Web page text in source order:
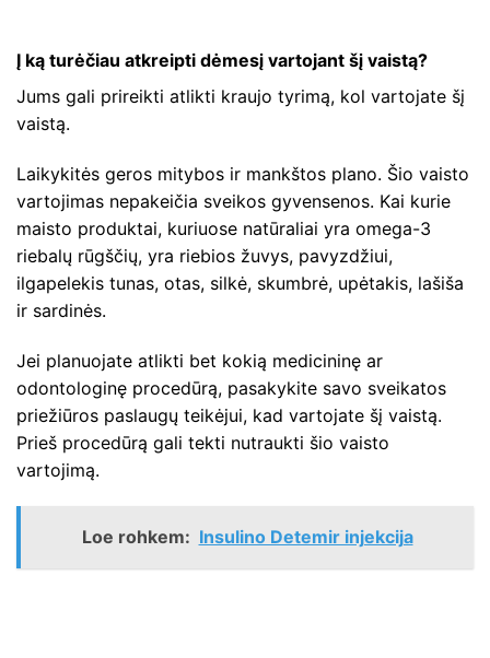
Į ką turėčiau atkreipti dėmesį vartojant šį vaistą?
Jums gali prireikti atlikti kraujo tyrimą, kol vartojate šį
vaistą.
Laikykitės geros mitybos ir mankštos plano. Šio vaisto
vartojimas nepakeičia sveikos gyvensenos. Kai kurie
maisto produktai, kuriuose natūraliai yra omega-3
riebalų rūgščių, yra riebios žuvys, pavyzdžiui,
ilgapelekis tunas, otas, silkė, skumbrė, upėtakis, lašiša
ir sardinės.
Jei planuojate atlikti bet kokią medicininę ar
odontologinę procedūrą, pasakykite savo sveikatos
priežiūros paslaugų teikėjui, kad vartojate šį vaistą.
Prieš procedūrą gali tekti nutraukti šio vaisto
vartojimą.
Loe rohkem: Insulino Detemir injekcija